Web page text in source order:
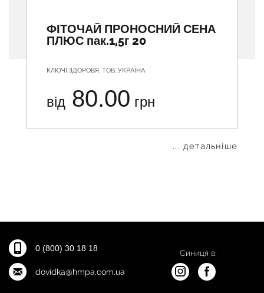
ФІТОЧАЙ ПРОНОСНИЙ СЕНА
ПЛЮС пак.1,5г 20
КЛЮЧІ ЗДОРОВЯ, ТОВ, УКРАЇНА
від 80.00 грн
... детальніше
0 (800) 30 18 18
dovidka@hmpa.com.ua
Синиця в: